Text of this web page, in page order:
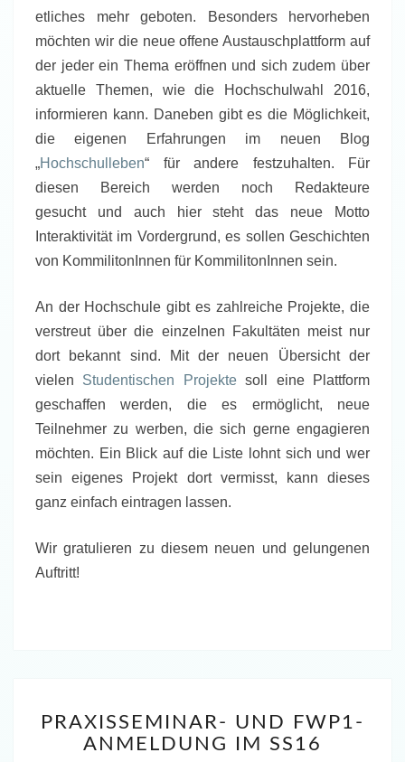
etliches mehr geboten. Besonders hervorheben
möchten wir die neue offene Austauschplattform auf
der jeder ein Thema eröffnen und sich zudem über
aktuelle Themen, wie die Hochschulwahl 2016,
informieren kann. Daneben gibt es die Möglichkeit,
die eigenen Erfahrungen im neuen Blog
„Hochschulleben“ für andere festzuhalten. Für
diesen Bereich werden noch Redakteure
gesucht und auch hier steht das neue Motto
Interaktivität im Vordergrund, es sollen Geschichten
von KommilitonInnen für KommilitonInnen sein.
An der Hochschule gibt es zahlreiche Projekte, die
verstreut über die einzelnen Fakultäten meist nur
dort bekannt sind. Mit der neuen Übersicht der
vielen Studentischen Projektesoll eine Plattform
geschaffen werden, die es ermöglicht, neue
Teilnehmer zu werben, die sich gerne engagieren
möchten. Ein Blick auf die Liste lohnt sich und wer
sein eigenes Projekt dort vermisst, kann dieses
ganz einfach eintragen lassen.
Wir gratulieren zu diesem neuen und gelungenen
Auftritt!
UND
FWP1-
PRAXISSEMINAR- UND FWP1-
ANMELDUNG IM SS16